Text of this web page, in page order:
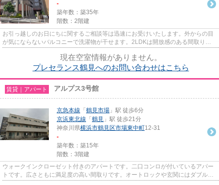
-
築年数：築35年
階数：2階建
お引っ越しのお日にちに関するご相談等は迅速にお受けいたします。外からの目
が気にならないバルコニーで洗濯物が干せます。2LDKは開放感のある間取りで
現在空室情報がありません。
プレセランス鶴見へのお問い合わせはこちら
賃貸｜アパート アルプス3号館
京急本線 「 鶴見市場 」駅 徒歩6分
京浜東北線 「 鶴見 」駅 徒歩21分
神奈川県横浜市鶴見区市場東中町12-31
-
築年数：築15年
階数：3階建
ウォークインクローゼット付きのアパートです。二口コンロが付いているアパー
トです。広さともに満足度の高い間取りです。オートロックや玄関にはダブルロ